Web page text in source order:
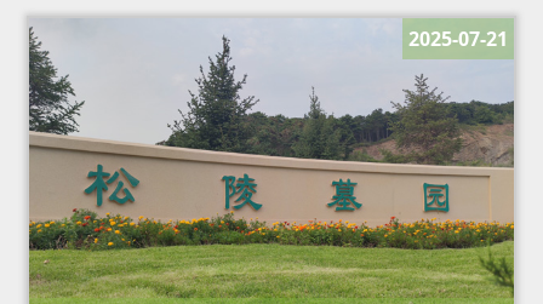
哪些差异？
2025-07-21